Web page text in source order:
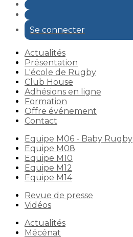
Se connecter
Actualités
Présentation
L'école de Rugby
Club House
Adhésions en ligne
Formation
Offre événement
Contact
Equipe M06 - Baby Rugby
Equipe M08
Equipe M10
Equipe M12
Equipe M14
Revue de presse
Vidéos
Actualités
Mécénat